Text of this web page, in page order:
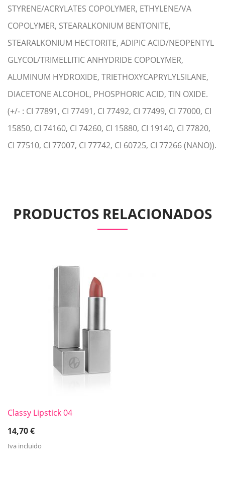
STYRENE/ACRYLATES COPOLYMER, ETHYLENE/VA
COPOLYMER, STEARALKONIUM BENTONITE,
STEARALKONIUM HECTORITE, ADIPIC ACID/NEOPENTYL
GLYCOL/TRIMELLITIC ANHYDRIDE COPOLYMER,
ALUMINUM HYDROXIDE, TRIETHOXYCAPRYLYLSILANE,
DIACETONE ALCOHOL, PHOSPHORIC ACID, TIN OXIDE.
(+/- : CI 77891, CI 77491, CI 77492, CI 77499, CI 77000, CI
15850, CI 74160, CI 74260, CI 15880, CI 19140, CI 77820,
CI 77510, CI 77007, CI 77742, CI 60725, CI 77266 (NANO)).
PRODUCTOS RELACIONADOS
Classy Lipstick 04
14,70€
Iva incluido